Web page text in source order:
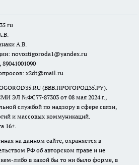
u
А.В.
novostigoroda1@yandex.ru
x2dt@mail.ru
(ВВВ.ПРОГОРОД35.РУ).
ЭЛ №ФС77-87303 от 08 мая 2024 г.,
службой по надзору в сфере связи,
и массовых коммуникаций.
16+.
на данном сайте, охраняется в
РФ об авторском праве и не
либо в какой бы то ни было форме, в